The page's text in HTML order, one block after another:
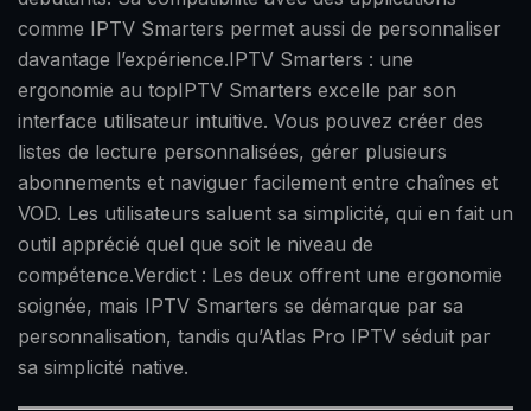
comme IPTV Smarters permet aussi de personnaliser
davantage l’expérience.IPTV Smarters : une
ergonomie au topIPTV Smarters excelle par son
interface utilisateur intuitive. Vous pouvez créer des
listes de lecture personnalisées, gérer plusieurs
abonnements et naviguer facilement entre chaînes et
VOD. Les utilisateurs saluent sa simplicité, qui en fait un
outil apprécié quel que soit le niveau de
compétence.Verdict : Les deux offrent une ergonomie
soignée, mais IPTV Smarters se démarque par sa
personnalisation, tandis qu’Atlas Pro IPTV séduit par
sa simplicité native.